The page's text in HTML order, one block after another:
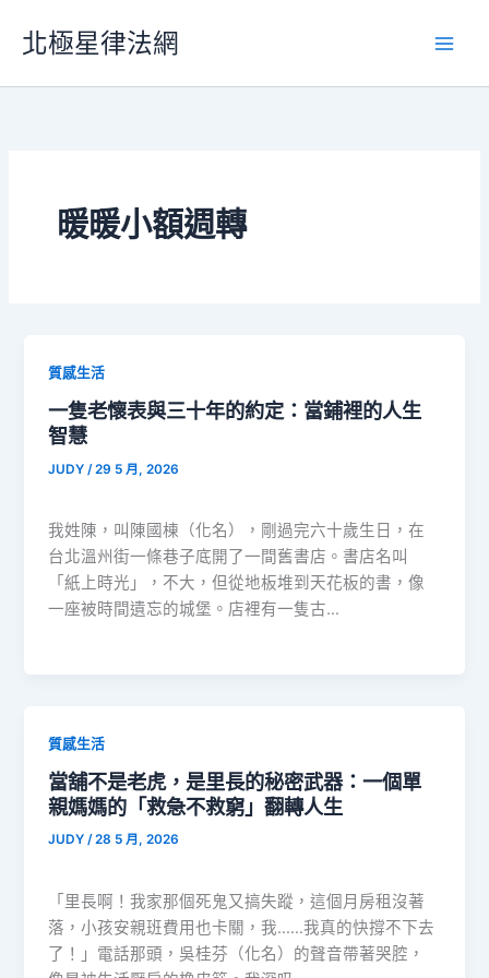
要
北極星律法網
暖暖小額週轉
質感生活
一隻老懷表與三十年的約定：當鋪裡的人生
智慧
JUDY /29 5 月, 2026
我姓陳，叫陳國棟（化名），剛過完六十歲生日，在
台北溫州街一條巷子底開了一間舊書店。書店名叫
「紙上時光」，不大，但從地板堆到天花板的書，像
一座被時間遺忘的城堡。店裡有一隻古…
質感生活
當舖不是老虎，是里長的秘密武器：一個單
親媽媽的「救急不救窮」翻轉人生
JUDY/28 5 月, 2026
「里長啊！我家那個死鬼又搞失蹤，這個月房租沒著
落，小孩安親班費用也卡關，我……我真的快撐不下去
了！」電話那頭，吳桂芬（化名）的聲音帶著哭腔，